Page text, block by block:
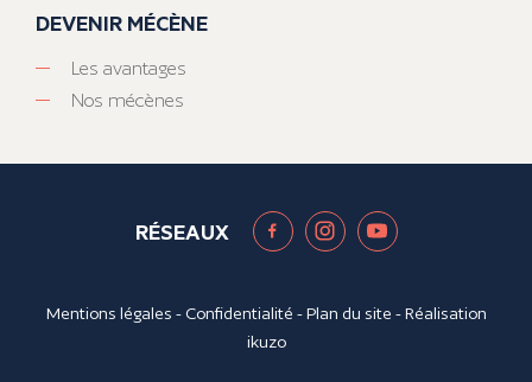
DEVENIR MÉCÈNE
Les avantages
Nos mécènes
RÉSEAUX
Mentions légales - Confidentialité -Plan du site - Réalisation
ikuzo